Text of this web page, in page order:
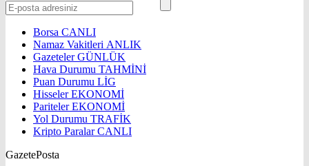
Borsa CANLI
Namaz Vakitleri ANLIK
GazetelerGÜNLÜK
Hava Durumu TAHMİNİ
Puan Durumu LİG
HisselerEKONOMİ
ParitelerEKONOMİ
Yol Durumu TRAFİK
Kripto ParalarCANLI
GazetePosta